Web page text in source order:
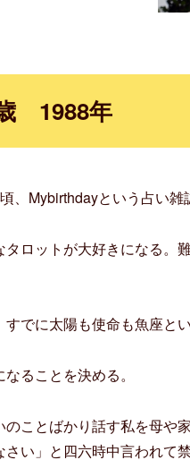
1988年
、Mybirthdayという占い雑
タロットが大好きになる。
でに太陽も使命も魚座と
なることを決める。
のことばかり話す私を母や
さい」と四六時中言われて